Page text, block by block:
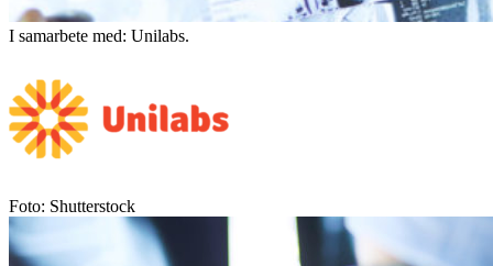
I samarbete med: Unilabs.
Foto: Shutterstock